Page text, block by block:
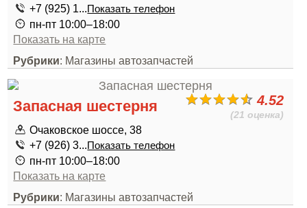
+7 (925) 1...Показать телефон
пн-пт 10:00–18:00
Показать на карте
Рубрики: Магазины автозапчастей
4.52
(21 оценка)
Запасная шестерня
Очаковское шоссе, 38
+7 (926) 3...Показать телефон
пн-пт 10:00–18:00
Показать на карте
Рубрики: Магазины автозапчастей